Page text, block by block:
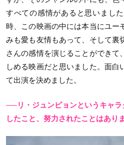
すべての感情があると思いまし
時、この映画の中には本当にユー
みも愛も友情もあって、そして裏
さんの感情を演じることができて
しめる映画だと思いました。面白
て出演を決めました。
──リ・ジュンピョンというキャ
したこと、努力されたことはあり